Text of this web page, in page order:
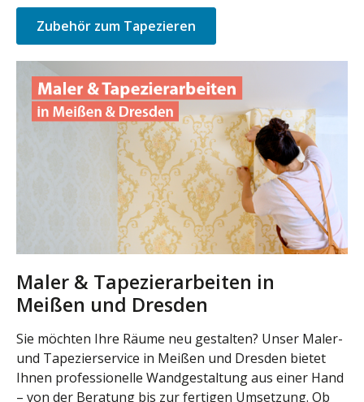
Zubehör zum Tapezieren
Maler & Tapezierarbeiten in
Meißen und Dresden
Sie möchten Ihre Räume neu gestalten? Unser Maler-
und Tapezierservice in Meißen und Dresden bietet
Ihnen professionelle Wandgestaltung aus einer Hand
– von der Beratung bis zur fertigen Umsetzung. Ob